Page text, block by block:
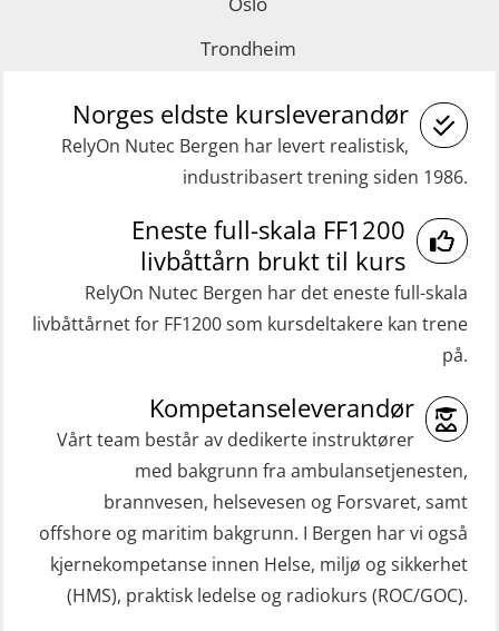
(Blended with Adaptive e-learning
practical) (RBSBLE026)
GWO: BST Refresher – Onshore
(Blended: e-learning practical)
(RBSBLE009)
Gass kurs H2S (OSP105)
Grunnleggende sikkerhetskurs –
beredskapspersonell med E-læring
(OBSBLE044)
HLO/MOB/Søk- og Redningslag
kombinasjon – repetisjon (OSC1162)
HLO/Søk & Redningslag kombinasjon
– repetisjon (OSC1161)
GOC sertifikat repetisjon (GMDSS)
inkl. brannslukning (FSC121)
Medisinsk behandling 40 t (MFA104)
Oppdatering medisinsk behandling 8
t (MFA107)
ROC sertifikat grunnleggende
ROC sertifikat repetisjon (GMDSS)
(ORC103)
STCW Grunnkurs Redningsfarkoster
(MBSBLE022)
STCW Hurtiggående mann over bord
båt (HMOB) (MSE100)
Trondheim
Norges eldste kursleverandør
RelyOn Nutec Bergen har levert realistisk,
industribasert trening siden 1986.
Eneste full-skala FF1200
livbåttårn brukt til kurs
RelyOn Nutec Bergen har det eneste full-skala
livbåttårnet for FF1200 som kursdeltakere kan trene
på.
Kompetanseleverandør
Vårt team består av dedikerte instruktører
med bakgrunn fra ambulansetjenesten,
brannvesen, helsevesen og Forsvaret, samt
offshore og maritim bakgrunn. I Bergen har vi også
kjernekompetanse innen Helse, miljø og sikkerhet
(HMS), praktisk ledelse og radiokurs (ROC/GOC).